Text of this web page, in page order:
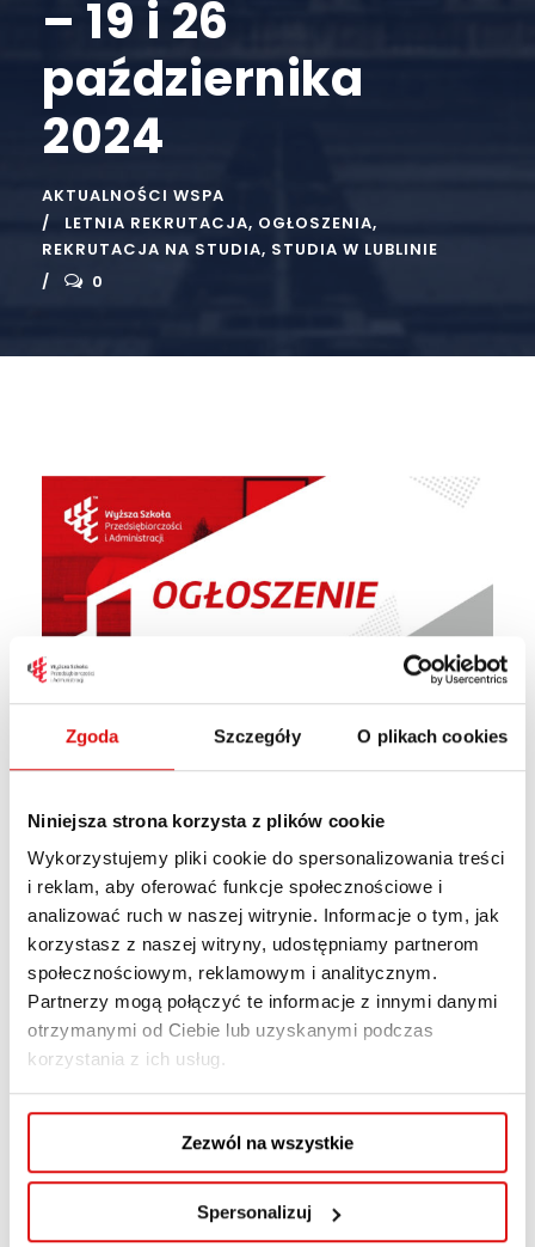
Zgoda Szczegóły O plikach cookies
Niniejsza strona korzysta z plików cookie
Wykorzystujemy pliki cookie do spersonalizowania treści
i reklam, aby oferować funkcje społecznościowe i
analizować ruch w naszej witrynie. Informacje o tym, jak
korzystasz z naszej witryny, udostępniamy partnerom
społecznościowym, reklamowym i analitycznym.
Partnerzy mogą połączyć te informacje z innymi danymi
otrzymanymi od Ciebie lub uzyskanymi podczas
korzystania z ich usług.
Zezwól na wszystkie
Spersonalizuj
– 19 i 26
października
2024
AKTUALNOŚCI WSPA
LETNIA REKRUTACJA, OGŁOSZENIA,
REKRUTACJA NA STUDIA, STUDIA W LUBLINIE
0
Drodzy Kandydaci,
Aby ułatwić Wam proces rekrutacji, Centrum
Rekrutacji i Obsługi Kandydata wprowadza
dodatkowe sobotnie dyżury!
W najbliższe soboty:19 i 26 października 2024
będziemy do Waszej dyspozycji w godzinach
9:00-13:00. To doskonała okazja, aby osobiście
złożyć dokumenty oraz uzyskać odpowiedzi na
wszelkie pytania dotyczące procesu
rekrutacyjnego.
W pozostałe dni zapraszamy od poniedziałku do
piątku w godzinach 7:30-15:30.